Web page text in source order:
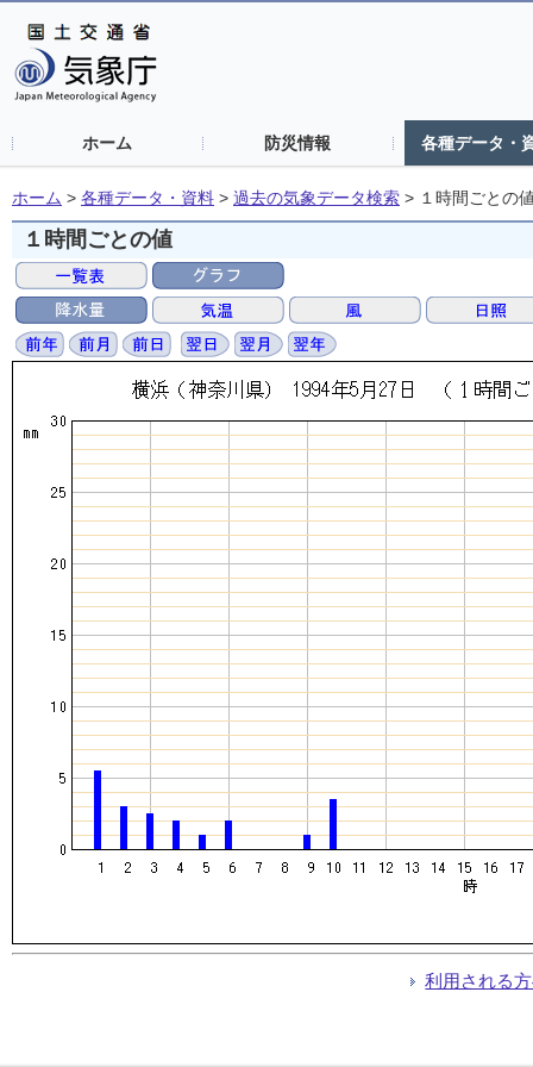
ホーム 防災情報 各種データ・
ホーム > 各種データ・資料 > 過去の気象データ検索 > １時間ごとの
１時間ごとの値
利用される